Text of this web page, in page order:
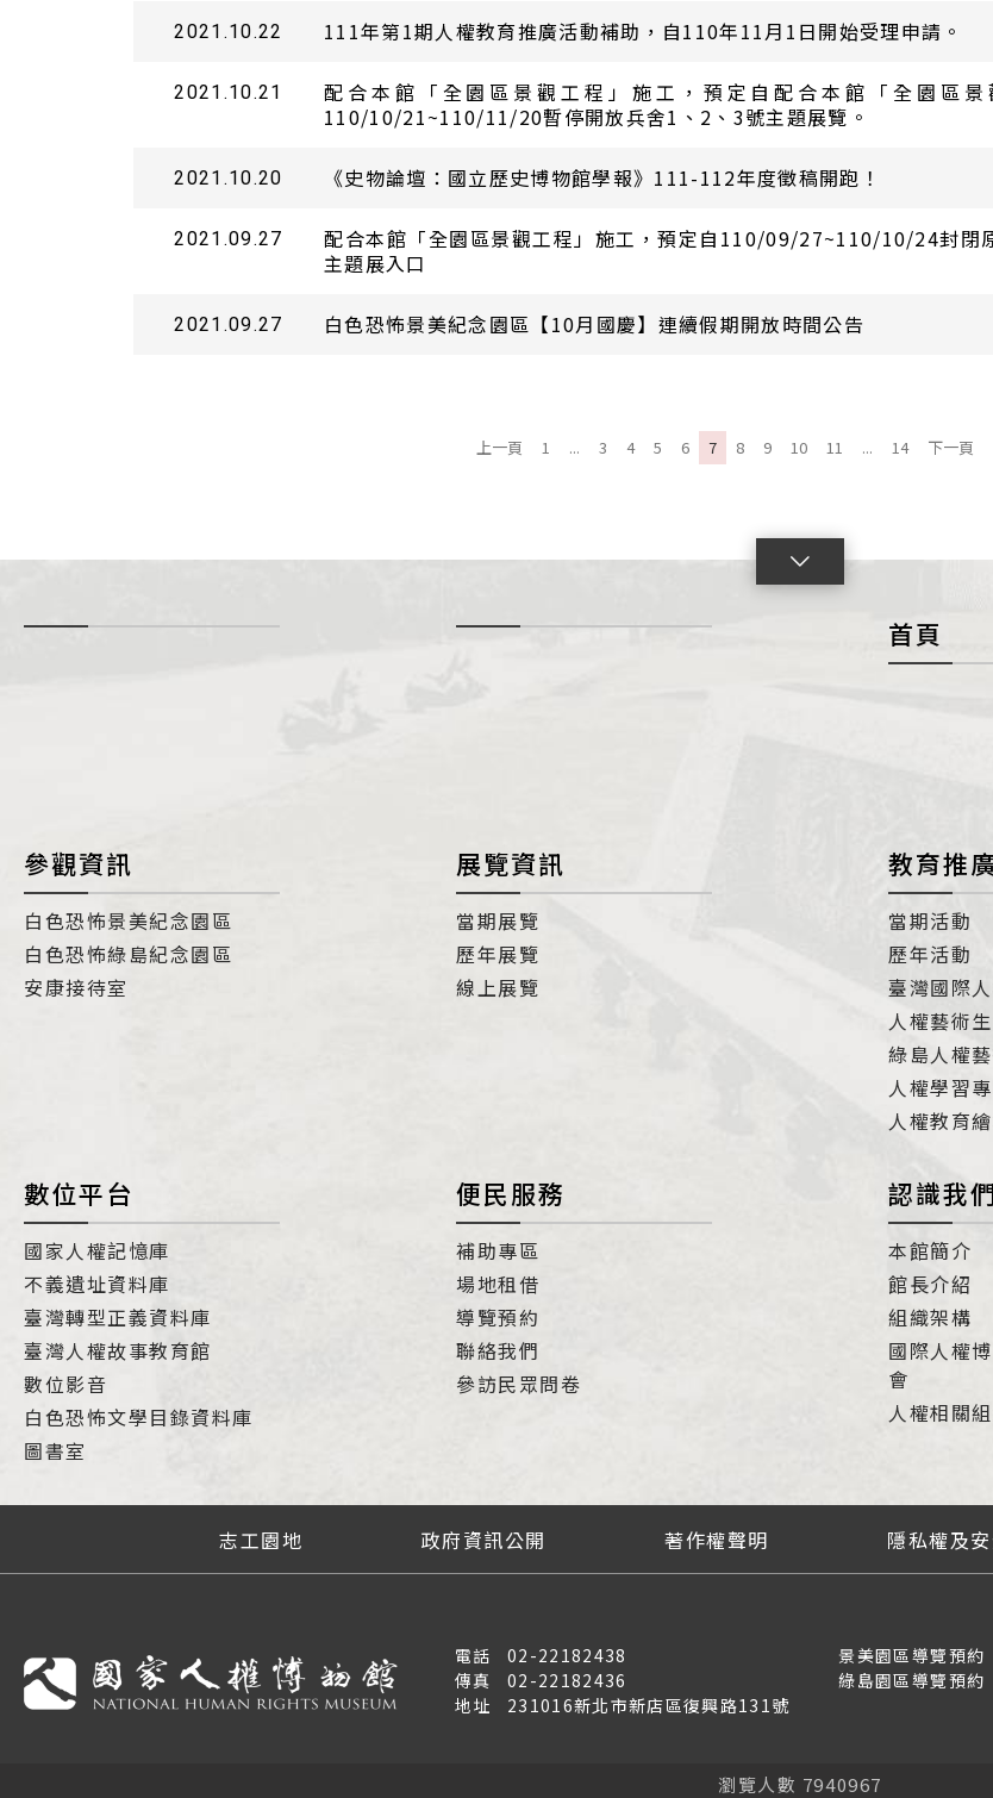
2021.10.22 111年第1期人權教育推廣活動補助，自110年11月1日開始受理申請。
2021.10.21
配合本館「全園區景觀工程」施工，預定自配合本館「全園區
110/10/21~110/11/20暫停開放兵舍1、2、3號主題展覽。
2021.10.20 《史物論壇：國立歷史博物館學報》111-112年度徵稿開跑！
2021.09.27
配合本館「全園區景觀工程」施工，預定自110/09/27~110/10/24封閉
主題展入口
2021.09.27 白色恐怖景美紀念園區【10月國慶】連續假期開放時間公告
上一頁 1 ... 3 4 5 6 7 8 9 10 11 ... 14 下一頁
點
首頁
參觀資訊
白色恐怖景美紀念園區
白色恐怖綠島紀念園區
安康接待室
展覽資訊
當期展覽
歷年展覽
線上展覽
教育推廣
當期活動
歷年活動
臺灣國際
人權藝術
綠島人權
人權學習
人權教育
數位平台
國家人權記憶庫
不義遺址資料庫
臺灣轉型正義資料庫
臺灣人權故事教育館
數位影音
白色恐怖文學目錄資料庫
圖書室
便民服務
補助專區
場地租借
導覽預約
聯絡我們
參訪民眾問卷
認識我們
本館簡介
館長介紹
組織架構
國際人權
會
人權相關
志工園地 政府資訊公開 著作權聲明 隱私權及
電話
02-22182438
傳真
02-22182436
地址
231016新北市新店區復興路131號
景美園區導覽預約
綠島園區導覽預約
瀏覽人數 7940967